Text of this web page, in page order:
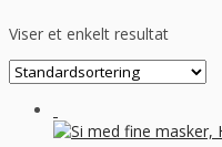
Viser et enkelt resultat